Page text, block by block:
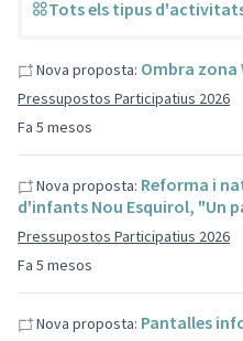
Tots els tipus
Fa 5 mesos
Nova proposta: Ombra
Pressupostos Participatius 2026
Fa 5 mesos
Nova proposta: Reforma i
d'infants Nou Esquirol, "Un
Pressupostos Participatius 2026
Nova proposta: Pantalles